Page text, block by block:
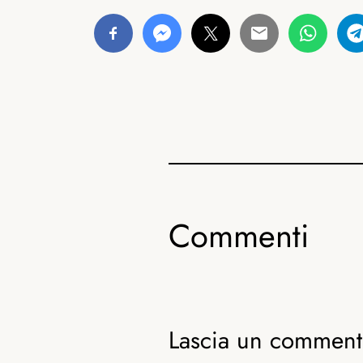
Commenti
Lascia un